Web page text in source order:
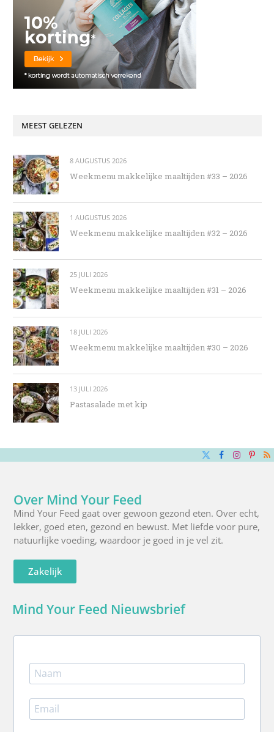
MEEST GELEZEN
8 AUGUSTUS 2026
Weekmenu makkelijke maaltijden #33 – 2026
1 AUGUSTUS 2026
Weekmenu makkelijke maaltijden #32 – 2026
25 JULI 2026
Weekmenu makkelijke maaltijden #31 – 2026
18 JULI 2026
Weekmenu makkelijke maaltijden #30 – 2026
13 JULI 2026
Pastasalade met kip
X
Facebook
Over Mind Your Feed
Mind Your Feed gaat over gewoon gezond eten. Over echt,
lekker, goed eten, gezond en bewust. Met liefde voor pure,
natuurlijke voeding, waardoor je goed in je vel zit.
Zakelijk
Mind Your Feed Nieuwsbrief